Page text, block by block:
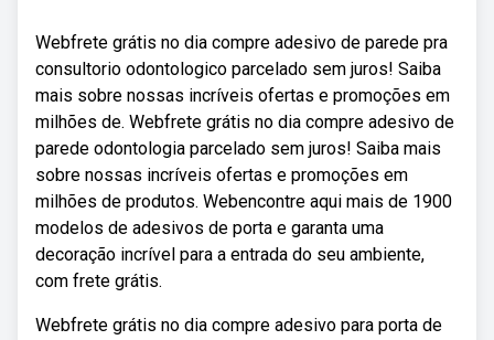
Webfrete grátis no dia compre adesivo de parede pra
consultorio odontologico parcelado sem juros! Saiba
mais sobre nossas incríveis ofertas e promoções em
milhões de. Webfrete grátis no dia compre adesivo de
parede odontologia parcelado sem juros! Saiba mais
sobre nossas incríveis ofertas e promoções em
milhões de produtos. Webencontre aqui mais de 1900
modelos de adesivos de porta e garanta uma
decoração incrível para a entrada do seu ambiente,
com frete grátis.
Webfrete grátis no dia compre adesivo para porta de